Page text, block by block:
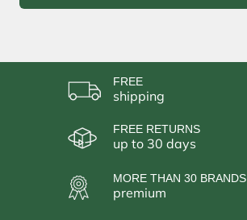
FREE
shipping
FREE RETURNS
up to 30 days
MORE THAN 30 BRANDS
premium